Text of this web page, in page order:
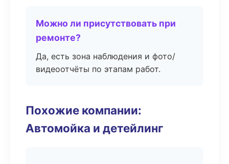
Можно ли присутствовать при
ремонте?
Да, есть зона наблюдения и фото/
видеоотчёты по этапам работ.
Похожие компании:
Автомойка и детейлинг